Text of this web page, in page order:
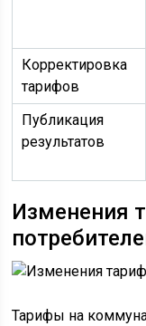
Корректировка
тарифов
Публикация
результатов
Изменения
Тарифы на